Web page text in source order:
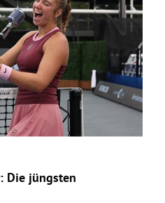
Die jüngsten